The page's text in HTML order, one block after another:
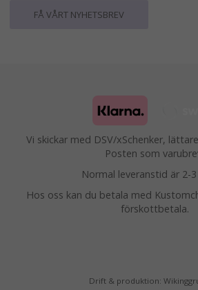
FÅ VÅRT NYHETSBREV
Vi skickar med DSV/xSchenker,
Posten som
Normal leveranstid är 2-
Hos oss kan du betala med
förskottbetala.
Drift & produktion: